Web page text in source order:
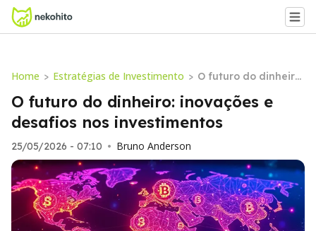
Home > Estratégias de Investimento > O futuro do dinheiro:
inovações e desafios
nos investimentos
O futuro do dinheiro: inovações e
desafios nos investimentos
25/05/2026 - 07:10 • Bruno Anderson